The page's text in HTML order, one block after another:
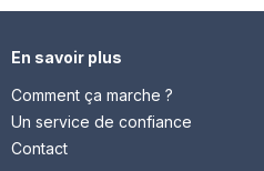
En savoir plus
Comment ça marche ?
Un service de confiance
Contact